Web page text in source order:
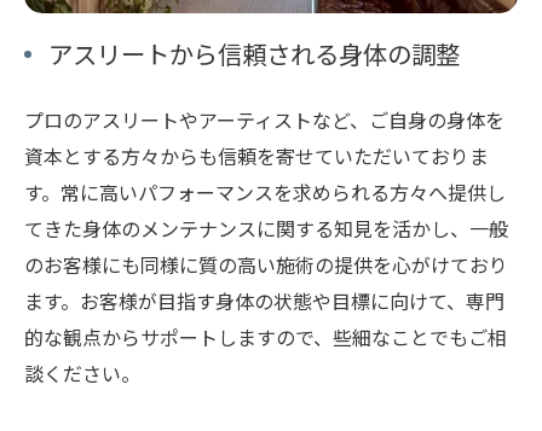
アスリートから信頼される身体の調整
プロのアスリートやアーティストなど、ご自身の身体を
資本とする方々からも信頼を寄せていただいておりま
す。常に高いパフォーマンスを求められる方々へ提供し
てきた身体のメンテナンスに関する知見を活かし、一般
のお客様にも同様に質の高い施術の提供を心がけており
ます。お客様が目指す身体の状態や目標に向けて、専門
的な観点からサポートしますので、些細なことでもご相
談ください。